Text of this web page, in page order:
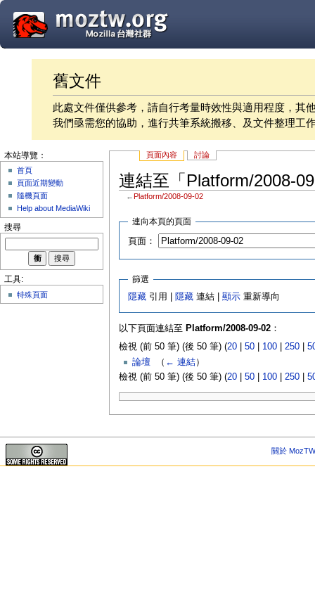
舊文件
此處文件僅供參考，請自行考量時效性與適用程度，其
我們亟需您的協助，進行共筆系統搬移、及文件整理工
頁面內容 討論
連結至「Platform/2008-
← Platform/2008-09-02
連向本頁的頁面
頁面：
篩選
隱藏 引用 | 隱藏 連結 |顯示 重新導向
以下頁面連結至 Platform/2008-09-02：
檢視 (前 50 筆) (後 50 筆) (20| 50| 100| 250|
論壇
（ ← 連結）
檢視 (前 50 筆) (後 50 筆) (20| 50| 100| 250|
本站導覽：
首頁
頁面近期變動
隨機頁面
Help about MediaWiki
搜尋
工具:
特殊頁面
關於